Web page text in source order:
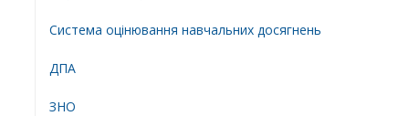
Система оцінювання навчальних досягнень
ДПА
ЗНО